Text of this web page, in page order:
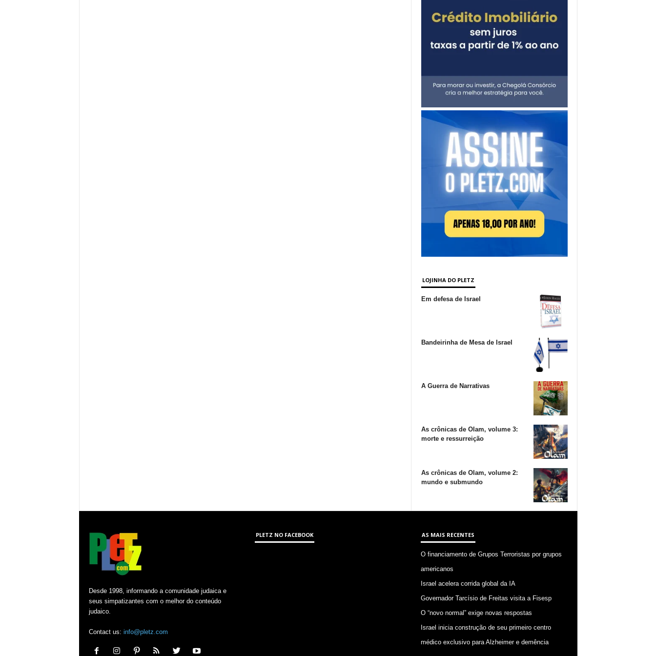
LOJINHA DO PLETZ
Em defesa de Israel
Bandeirinha de Mesa de Israel
A Guerra de Narrativas
As crônicas de Olam, volume 3:
morte e ressurreição
As crônicas de Olam, volume 2:
mundo e submundo
Desde 1998, informando a comunidade judaica e
seus simpatizantes com o melhor do conteúdo
judaico.
Contact us: info@pletz.com
PLETZ NO FACEBOOK AS MAIS RECENTES
O financiamento de Grupos Terroristas por grupos
americanos
Israel acelera corrida global da IA
Governador Tarcísio de Freitas visita a Fisesp
O “novo normal” exige novas respostas
Israel inicia construção de seu primeiro centro
médico exclusivo para Alzheimer e demência